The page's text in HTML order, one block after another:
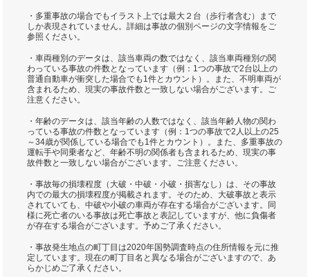
・多重事故の場合でもイラスト上では最大２台（歩行者含む）まで
しか表現されていません。詳細は事故の個別ページの文字情報をご
参照ください。
・車両種別のデータは、該当車両の数ではなく、該当車両種別の関
わっている事故の件数となっています（例：1つの事故で2台以上の
普通自動車が衝突した場合でも1件とカウント）。また、不明車両が
含まれるため、現実の事故件数と一致しない場合がございます。ご
注意ください。
・年齢のデータは、該当年齢の人数ではなく、該当年齢人物の関わ
っている事故の件数となっています（例：1つの事故で2人以上の25
～34歳が関係している場合でも1件とカウント）。また、多重事故の
運転手や同乗者など、年齢不明の関係者も含まれるため、現実の事
故件数と一致しない場合がございます。ご注意ください。
・事故毎の損壊程度（大破・中破・小破・損害なし）は、その事故
内での最大の損壊程度が掲載されます。そのため、大破事故と表示
されていても、中破や小破の車両が存在する場合がございます。同
様に死亡者のいる事故は死亡事故と表記していますが、他に負傷者
が存在する場合がございます。予めご了承ください。
・事故発生地点の町丁目は2020年国勢調査時点の住所情報を元に推
定しています。現在の町丁目名と異なる場合がございますので、あ
らかじめご了承ください。